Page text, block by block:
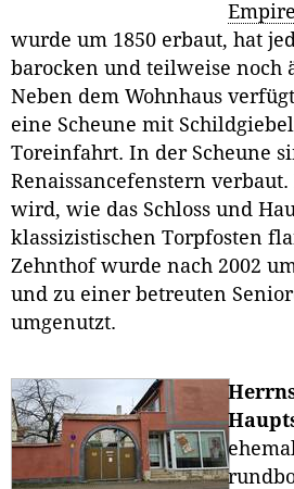
Empire
wurde um 1850 erbaut, hat
barocken und teilweise noch
Neben dem Wohnhaus
eine Scheune mit
Toreinfahrt. In der Scheune
Renaissancefenstern
wird, wie das Schloss und
klassizistischen Torpfosten
Zehnthof wurde nach 2002
und zu einer betreuten
umgenutzt.